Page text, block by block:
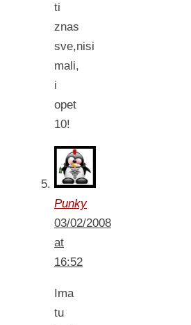
ti
znas
sve,nisi
mali,
i
opet
10!
Punky
03/02/2008
at
16:52
Ima
tu